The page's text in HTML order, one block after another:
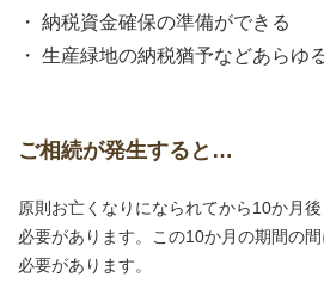
納税資金確保の準備ができる
生産緑地の納税猶予などあらゆ
ご相続が発生すると…
原則お亡くなりになられてから10か月
必要があります。この10か月の期間の
必要があります。